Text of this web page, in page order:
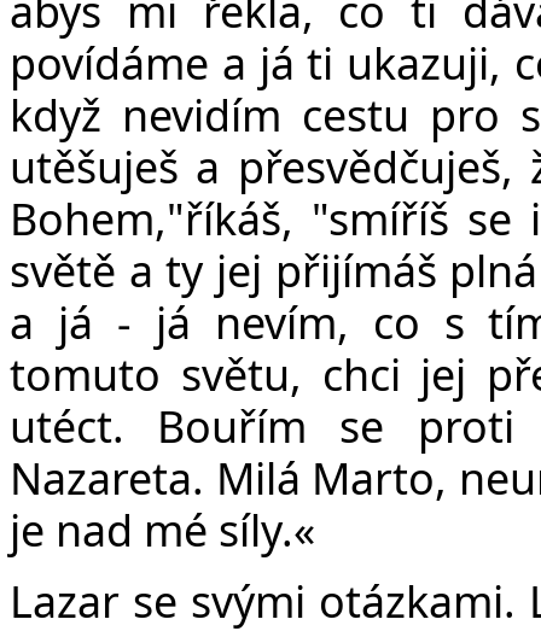
povídáme a já ti ukazuji,
když nevidím cestu pro
utěšuješ a
Bohem,"říkáš, "smíříš
světě a ty jej přijímáš
a já - já nevím, co s
tomuto světu, chci jej
utéct. Bouřím se
Nazareta. Milá Marto,
je nad mé síly.«
Lazar se svými otázkami.